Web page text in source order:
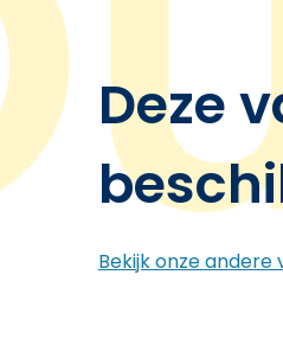
Deze
Bekijk onze andere